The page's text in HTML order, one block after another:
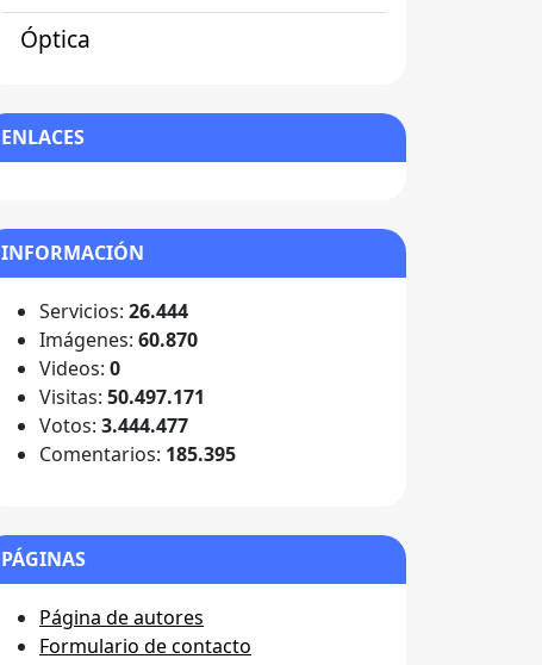
Óptica
ENLACES
INFORMACIÓN
Servicios: 26.444
Imágenes: 60.870
Videos: 0
Visitas: 50.497.171
Votos: 3.444.477
Comentarios: 185.395
PÁGINAS
Página de autores
Formulario de contacto